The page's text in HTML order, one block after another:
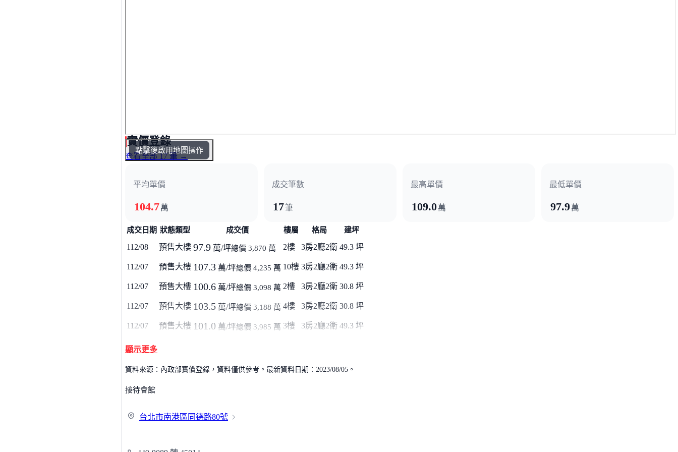
點擊後啟用地圖操作
實價登錄
查看全部 17 筆 →
平均單價
104.7萬
成交筆數
17筆
最高單價
109.0萬
最低單價
97.9萬
成交日期 狀態類型 成交價 樓層 格局 建坪
112/08 預售大樓 97.9 萬/坪總價 3,870 萬 2樓 3房2廳2衛 49.3 坪
112/07 預售大樓 107.3 萬/坪總價 4,235 萬 10樓 3房2廳2衛 49.3 坪
112/07 預售大樓 100.6 萬/坪總價 3,098 萬 2樓 3房2廳2衛 30.8 坪
112/07 預售大樓 103.5 萬/坪總價 3,188 萬 4樓 3房2廳2衛 30.8 坪
112/07 預售大樓 101.0 萬/坪總價 3,985 萬 3樓 3房2廳2衛 49.3 坪
顯示更多
資料來源：內政部實價登錄，資料僅供參考。最新資料日期：2023/08/05。
接待會館
台北市南港區同德路80號